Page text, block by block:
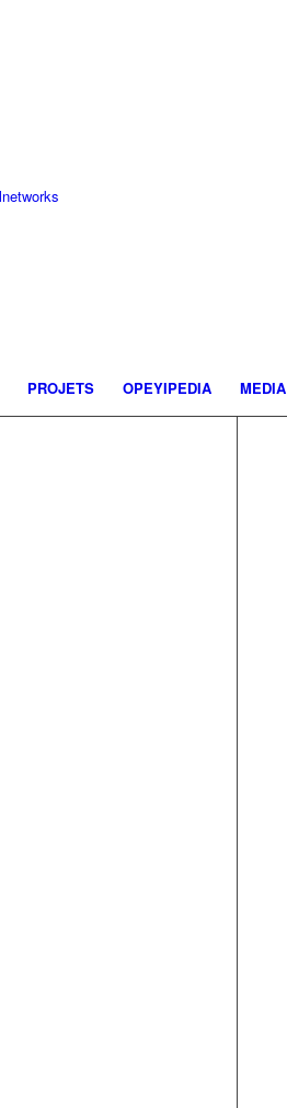
PROJETS OPEYIPEDIA MEDIA